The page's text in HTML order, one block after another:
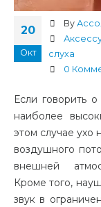
20
Окт
By
слуха
0
Если говорить
наиболее
этом случае ухо
воздушного
внешней
Кроме того,
звук в